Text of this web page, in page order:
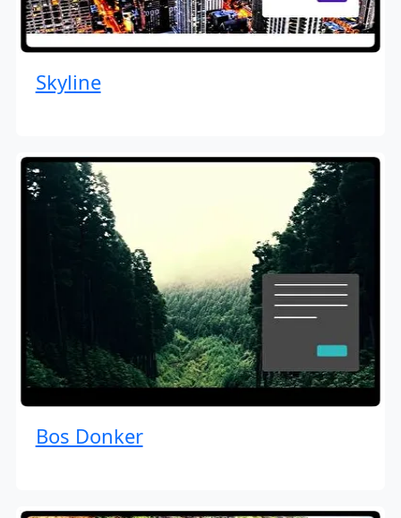
Skyline
Bos Donker